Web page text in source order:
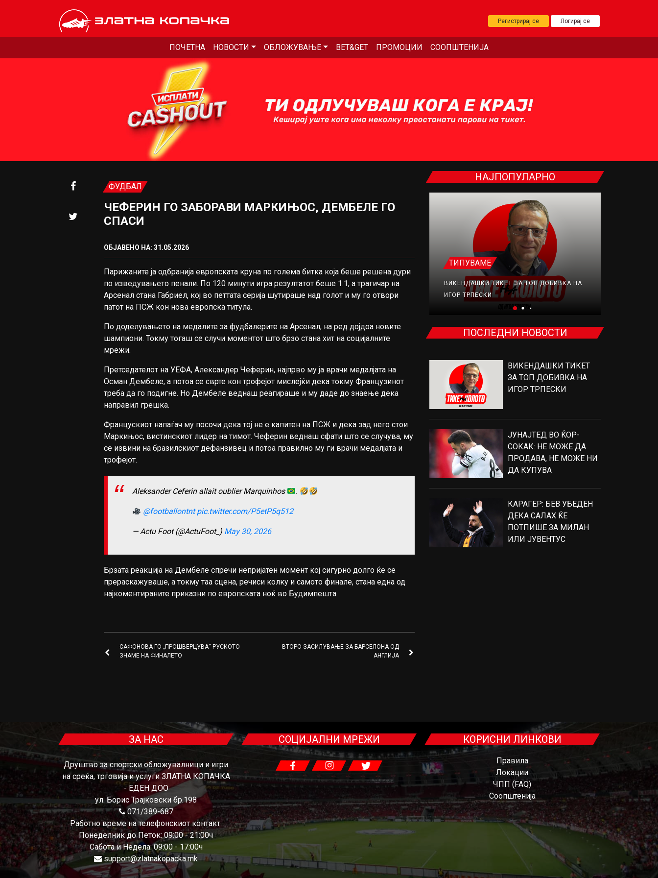
Регистрирај се Логирај се
ПОЧЕТНА НОВОСТИ ОБЛОЖУВАЊЕ BET&GET ПРОМОЦИИ СООПШТЕНИЈА
ФУДБАЛ
ЧЕФЕРИН ГО ЗАБОРАВИ МАРКИЊОС, ДЕМБЕЛЕ ГО
СПАСИ
ОБЈАВЕНО НА: 31.05.2026
Парижаните ја одбранија европската круна по голема битка која беше решена дури
по изведувањето пенали. По 120 минути игра резултатот беше 1:1, а трагичар на
Арсенал стана Габриел, кој во петтата серија шутираше над голот и му го отвори
патот на ПСЖ кон нова европска титула.
По доделувањето на медалите за фудбалерите на Арсенал, на ред дојдоа новите
шампиони. Токму тогаш се случи моментот што брзо стана хит на социјалните
мрежи.
Претседателот на УЕФА, Александер Чеферин, најпрво му ја врачи медалјата на
Oсман Дембеле, а потоа се сврте кон трофејот мислејќи дека токму Французинот
треба да го подигне. Но Дембеле веднаш реагираше и му даде до знаење дека
направил грешка.
Францускиот напаѓач му посочи дека тој не е капитен на ПСЖ и дека зад него стои
Маркињос, вистинскиот лидер на тимот. Чеферин веднаш сфати што се случува, му
се извини на бразилскиот дефанзивец и потоа правилно му ги врачи медалјата и
трофејот.
Aleksander Ceferin allait oublier Marquinhos .
@footballontnt pic.twitter.com/P5etP5q512
— Actu Foot (@ActuFoot_) May 30, 2026
Брзата реакција на Дембеле спречи непријатен момент кој сигурно долго ќе се
прераскажуваше, а токму таа сцена, речиси колку и самото финале, стана една од
најкоментираните приказни по европската ноќ во Будимпешта.
САФОНОВА ГО „ПРОШВЕРЦУВА“ РУСКОТО
ЗНАМЕ НА ФИНАЛЕТО
ВТОРО ЗАСИЛУВАЊЕ ЗА БАРСЕЛОНА ОД
АНГЛИЈА
НАЈПОПУЛАРНО
КАРАГЕР: БЕВ УБЕДЕН ДЕКА САЛАХ ЌЕ
ПОТПИШЕ ЗА МИЛАН ИЛИ ЈУВЕНТУС
ТИПУВАМЕ
ВИКЕНДАШКИ ТИКЕТ ЗА ТОП ДОБИВКА НА
ИГОР ТРПЕСКИ
ПОСЛЕДНИ НОВОСТИ
ВИКЕНДАШКИ ТИКЕТ
ЗА ТОП ДОБИВКА НА
ИГОР ТРПЕСКИ
ЈУНАЈТЕД ВО ЌОР-
СОКАК: НЕ МОЖЕ ДА
ПРОДАВА, НЕ МОЖЕ НИ
ДА КУПУВА
КАРАГЕР: БЕВ УБЕДЕН
ДЕКА САЛАХ ЌЕ
ПОТПИШЕ ЗА МИЛАН
ИЛИ ЈУВЕНТУС
ЗА НАС
Друштво за спортски обложувалници и игри
на среќа, трговија и услуги ЗЛАТНА КОПАЧКА
- ЕДЕН ДОО
ул. Борис Трајковски бр.198
071/389-687
Работно време на телефонскиот контакт:
Понеделник до Петок: 09:00 - 21:00ч
Сабота и Недела: 09:00 - 17:00ч
support@zlatnakopacka.mk
СОЦИЈАЛНИ МРЕЖИ КОРИСНИ ЛИНКОВИ
Правила
Локации
ЧПП (FAQ)
Соопштенија